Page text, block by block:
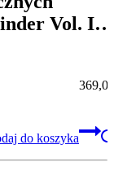
Vol. IV
do koszyka